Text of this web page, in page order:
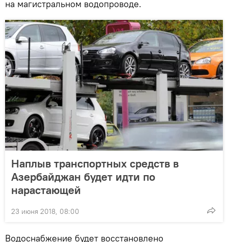
на магистральном водопроводе.
Наплыв транспортных средств в
Азербайджан будет идти по
нарастающей
23 июня 2018, 08:00
Водоснабжение будет восстановлено